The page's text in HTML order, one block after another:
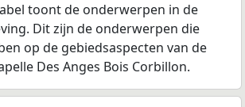
toont de onderwerpen in de
Dit zijn de onderwerpen die
op de gebiedsaspecten van de
Des Anges Bois Corbillon.